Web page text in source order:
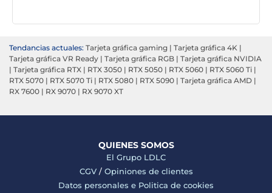
Tendancias actuales: Tarjeta gráfica gaming | Tarjeta gráfica 4K |
Tarjeta gráfica VR Ready | Tarjeta gráfica RGB | Tarjeta gráfica NVIDIA
| Tarjeta gráfica RTX | RTX 3050 | RTX 5050 | RTX 5060 | RTX 5060 Ti |
RTX 5070 | RTX 5070 Ti | RTX 5080 | RTX 5090 | Tarjeta gráfica AMD |
RX 7600 | RX 9070 | RX 9070 XT
QUIENES SOMOS
El Grupo LDLC
CGV/ Opiniones de clientes
Datos personales e Politica de cookies